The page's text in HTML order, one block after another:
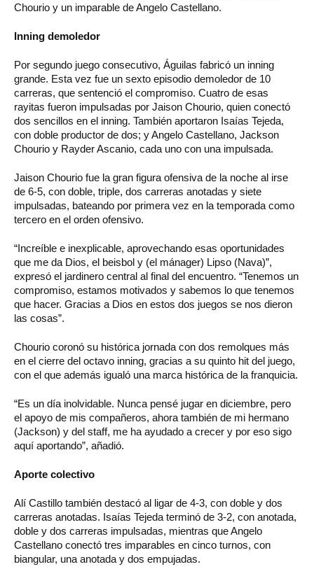
Chourio y un imparable de Angelo Castellano.
Inning demoledor
Por segundo juego consecutivo, Águilas fabricó un inning
grande. Esta vez fue un sexto episodio demoledor de 10
carreras, que sentenció el compromiso. Cuatro de esas
rayitas fueron impulsadas por Jaison Chourio, quien conectó
dos sencillos en el inning. También aportaron Isaías Tejeda,
con doble productor de dos; y Angelo Castellano, Jackson
Chourio y Rayder Ascanio, cada uno con una impulsada.
Jaison Chourio fue la gran figura ofensiva de la noche al irse
de 6-5, con doble, triple, dos carreras anotadas y siete
impulsadas, bateando por primera vez en la temporada como
tercero en el orden ofensivo.
“Increíble e inexplicable, aprovechando esas oportunidades
que me da Dios, el beisbol y (el mánager) Lipso (Nava)”,
expresó el jardinero central al final del encuentro. “Tenemos un
compromiso, estamos motivados y sabemos lo que tenemos
que hacer. Gracias a Dios en estos dos juegos se nos dieron
las cosas”.
Chourio coronó su histórica jornada con dos remolques más
en el cierre del octavo inning, gracias a su quinto hit del juego,
con el que además igualó una marca histórica de la franquicia.
“Es un día inolvidable. Nunca pensé jugar en diciembre, pero
el apoyo de mis compañeros, ahora también de mi hermano
(Jackson) y del staff, me ha ayudado a crecer y por eso sigo
aquí aportando”, añadió.
Aporte colectivo
Alí Castillo también destacó al ligar de 4-3, con doble y dos
carreras anotadas. Isaías Tejeda terminó de 3-2, con anotada,
doble y dos carreras impulsadas, mientras que Angelo
Castellano conectó tres imparables en cinco turnos, con
biangular, una anotada y dos empujadas.